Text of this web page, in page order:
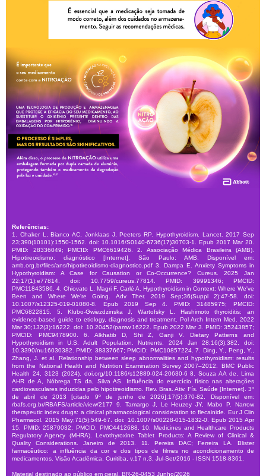
ADVERTÊNCIA DO MINISTÉRIO DA SAÚDE
Synthroid 75mcg Abbott 30 Comprimidos é um
medicamento. Seu uso pode trazer riscos. Procure o
médico e o farmacêutico.
LEIA A BULA.
Perguntas Frequentes
Para que serve o Synthroid?
Qual o melhor horário para tomar o
peso?
O que fazer se esquecer de tomar uma dose
de Synthroid?
Quais as principais restrições para o uso de
Synthroid?